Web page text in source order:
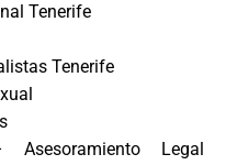
Tenerife
Tenerife
Legal